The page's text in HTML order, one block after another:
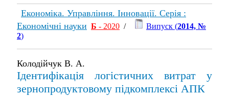
Економіка. Управління. Інновації. Серія :
Економічні науки Б - 2020 / Випуск (2014, №
2)
Колодійчук В. А.
Ідентифікація логістичних витрат у
зернопродуктовому підкомплексі АПК